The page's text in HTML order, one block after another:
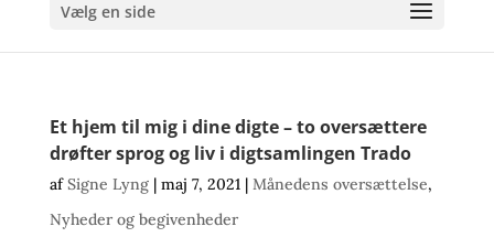
Vælg en side
Et hjem til mig i dine digte – to oversættere
drøfter sprog og liv i digtsamlingen Trado
afSigne Lyng| maj 7, 2021| Månedens oversættelse,
Nyheder og begivenheder